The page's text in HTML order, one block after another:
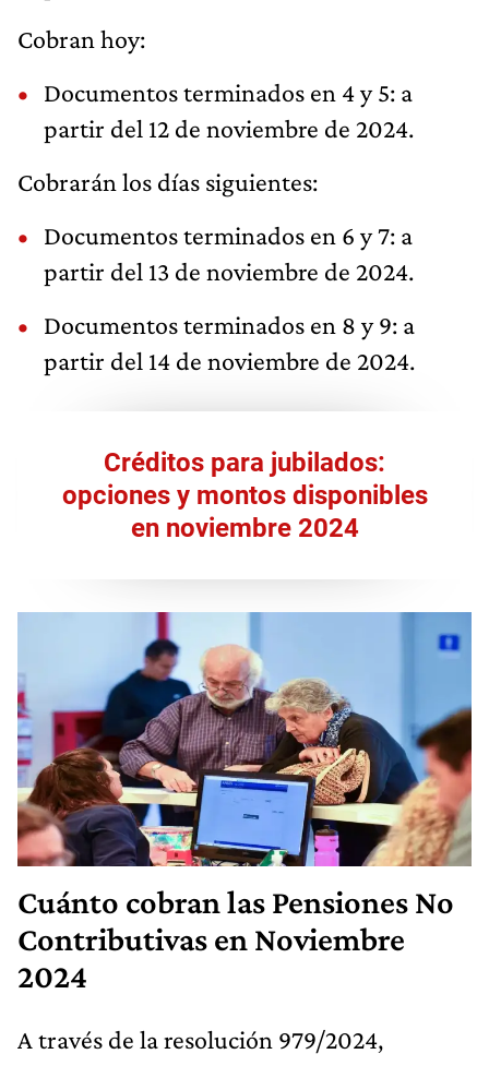
Cobran hoy:
Documentos terminados en 4 y 5: a
partir del 12 de noviembre de 2024.
Cobrarán los días siguientes:
Documentos terminados en 6 y 7: a
partir del 13 de noviembre de 2024.
Documentos terminados en 8 y 9: a
partir del 14 de noviembre de 2024.
Créditos para jubilados:
opciones y montos disponibles
en noviembre 2024
Cuánto cobran las Pensiones No
Contributivas en Noviembre
2024
A través de la resolución 979/2024,